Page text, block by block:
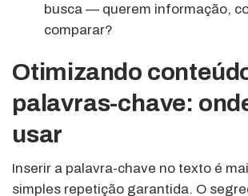
busca — querem informação,
comparar?
Otimizando
palavras-chave:
usar
Inserir a palavra-chave no texto é
simples repetição garantida. O